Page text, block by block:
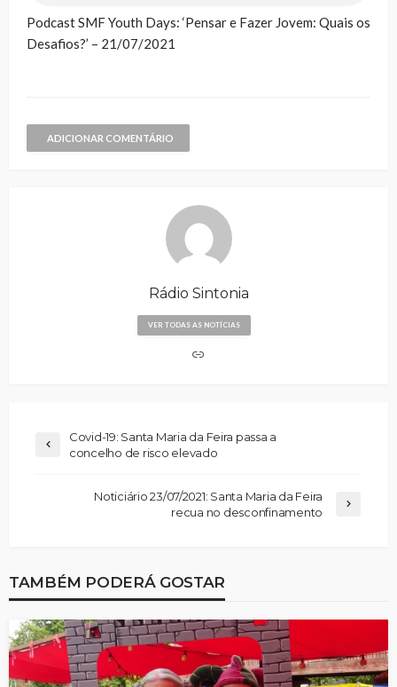
Podcast SMF Youth Days: ‘Pensar e Fazer Jovem: Quais os
Desafios?’ – 21/07/2021
ADICIONAR COMENTÁRIO
Rádio Sintonia
VER TODAS AS NOTÍCIAS
Covid-19: Santa Maria da Feira passa a
concelho de risco elevado
Noticiário 23/07/2021: Santa Maria da Feira
recua no desconfinamento
TAMBÉM PODERÁ GOSTAR